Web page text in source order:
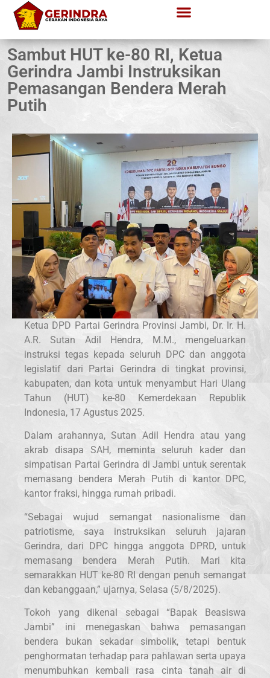
Sambut HUT ke-80 RI, Ketua
Gerindra Jambi Instruksikan
Pemasangan Bendera Merah
Putih
Ketua DPD Partai Gerindra Provinsi Jambi, Dr. Ir. H.
A.R. Sutan Adil Hendra, M.M., mengeluarkan
instruksi tegas kepada seluruh DPC dan anggota
legislatif dari Partai Gerindra di tingkat provinsi,
kabupaten, dan kota untuk menyambut Hari Ulang
Tahun (HUT) ke-80 Kemerdekaan Republik
Indonesia, 17 Agustus 2025.
Dalam arahannya, Sutan Adil Hendra atau yang
akrab disapa SAH, meminta seluruh kader dan
simpatisan Partai Gerindra di Jambi untuk serentak
memasang bendera Merah Putih di kantor DPC,
kantor fraksi, hingga rumah pribadi.
“Sebagai wujud semangat nasionalisme dan
patriotisme, saya instruksikan seluruh jajaran
Gerindra, dari DPC hingga anggota DPRD, untuk
memasang bendera Merah Putih. Mari kita
semarakkan HUT ke-80 RI dengan penuh semangat
dan kebanggaan,” ujarnya, Selasa (5/8/2025).
Tokoh yang dikenal sebagai “Bapak Beasiswa
Jambi” ini menegaskan bahwa pemasangan
bendera bukan sekadar simbolik, tetapi bentuk
penghormatan terhadap para pahlawan serta upaya
menumbuhkan kembali rasa cinta tanah air di